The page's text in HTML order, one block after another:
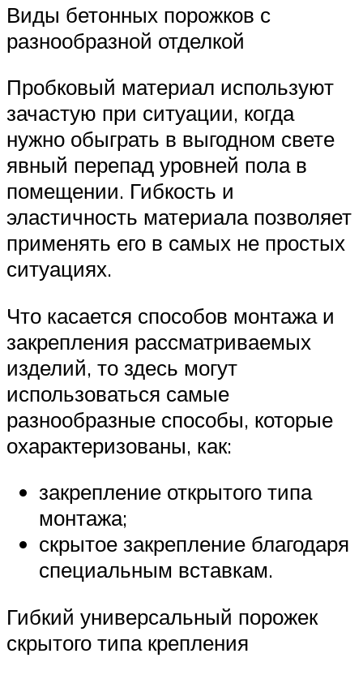
Виды бетонных порожков с
разнообразной отделкой
Пробковый материал используют
зачастую при ситуации, когда
нужно обыграть в выгодном свете
явный перепад уровней пола в
помещении. Гибкость и
эластичность материала позволяет
применять его в самых не простых
ситуациях.
Что касается способов монтажа и
закрепления рассматриваемых
изделий, то здесь могут
использоваться самые
разнообразные способы, которые
охарактеризованы, как:
закрепление открытого типа
монтажа;
скрытое закрепление благодаря
специальным вставкам.
Гибкий универсальный порожек
скрытого типа крепления